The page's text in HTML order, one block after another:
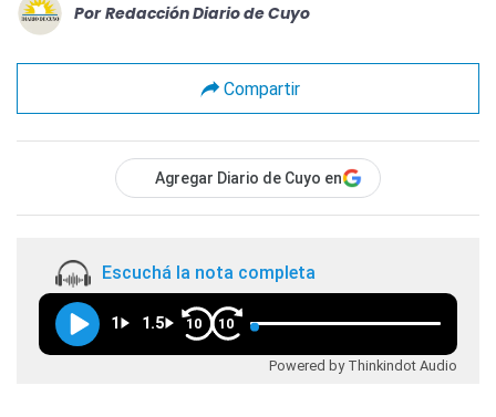
Por Redacción Diario de Cuyo
Compartir
Agregar Diario de Cuyo en
Escuchá la nota completa
1 1.5 10 10
Powered by Thinkindot Audio